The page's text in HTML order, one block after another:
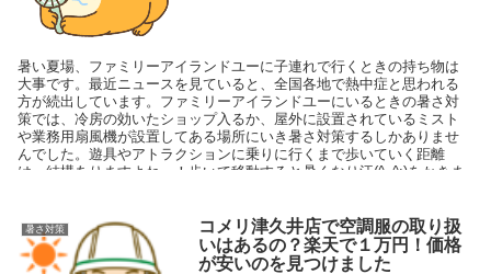
暑い夏場、ファミリーアイランドユーに子連れで行くときの持ち物は
大事です。最近ニュースを見ていると、全国各地で熱中症と思われる
方が続出しています。ファミリーアイランドユーにいるときの暑さ対
策では、冷房の効いたショップ入るか、屋外に設置されているミスト
や業務用扇風機が設置してある場所にいき暑さ対策するしかありませ
んでした。遊具やアトラクションに乗りに行くまで歩いていく距離
は、結構ありますよね～！歩いて移動すると暑くなり汗(^_^;)をかきま
使っている人をみると欲しかったです。でも手持ち式だと、落として
壊したり置き忘れたり、する事がありますよね〜そこで私がおすすめ
したいのは、首掛けタイプの扇風機です。
暑さ対策
コメリ津久井店で空調服の取り扱
いはあるの？楽天で１万円！価格
が安いのを見つけました